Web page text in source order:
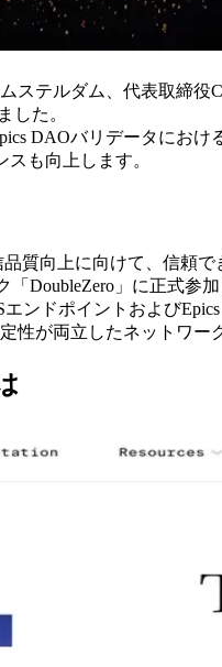
ステルダム、代表取締役
した。
DAOバリデータにお
も向上します。
品質向上に向けて、信頼
「DoubleZero」に正式参
ンドポイントおよび
性が両立したネットワー